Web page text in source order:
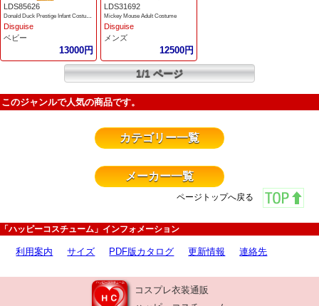
LDS85626
Donald Duck Prestige Infant Costume
Disguise
ベビー
13000円
LDS31692
Mickey Mouse Adult Costume
Disguise
メンズ
12500円
1/1 ページ
このジャンルで人気の商品です。
カテゴリー一覧
メーカー一覧
ページトップへ戻る
「ハッピーコスチューム」インフォメーション
利用案内 サイズ PDF版カタログ 更新情報 連絡先
コスプレ衣装通販